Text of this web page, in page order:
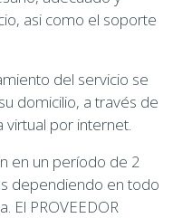
asi como el soporte
del servicio se
domicilio, a través de
virtual por internet.
en un período de 2
dependiendo en todo
El PROVEEDOR